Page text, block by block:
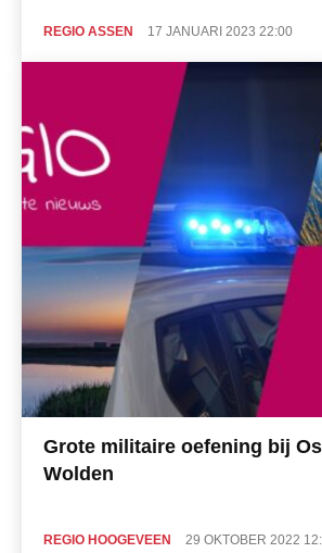
REGIO ASSEN 17 JANUARI 2023 22:00
Grote militaire oefening bij
Wolden
REGIO HOOGEVEEN 29 OKTOBER 2022